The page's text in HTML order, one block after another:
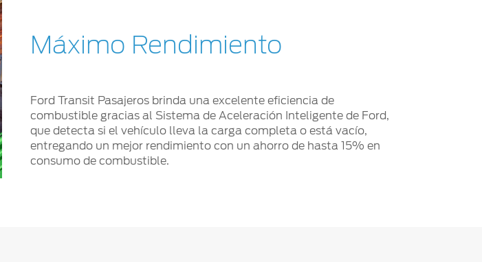
Máximo Rendimiento
Ford Transit Pasajeros brinda una excelente eficiencia de
combustible gracias al Sistema de Aceleración Inteligente de Ford,
que detecta si el vehículo lleva la carga completa o está vacío,
entregando un mejor rendimiento con un ahorro de hasta 15% en
consumo de combustible.